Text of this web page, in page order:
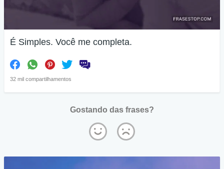
É Simples. Você me completa.
32 mil compartilhamentos
Gostando das frases?